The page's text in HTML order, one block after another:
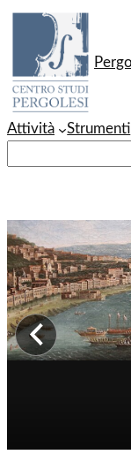
Vai
contenuto
Attività Strumenti
c
a